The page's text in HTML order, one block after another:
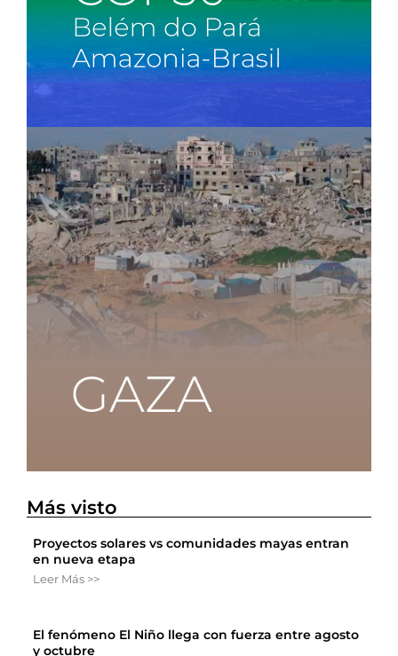
Más visto
Proyectos solares vs comunidades mayas entran
en nueva etapa
Leer Más >>
El fenómeno El Niño llega con fuerza entre agosto
y octubre